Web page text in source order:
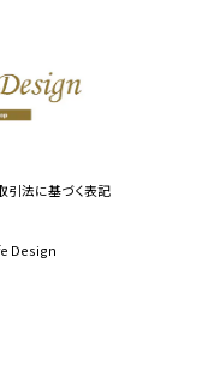
引法に基づく表記
Design